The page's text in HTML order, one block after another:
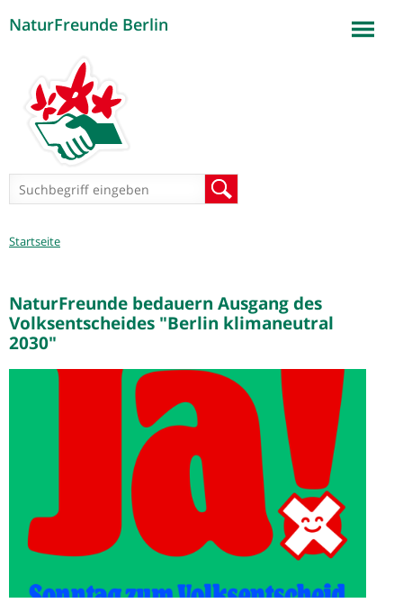
NaturFreunde Berlin
Suchformular
Sie
Startseite
NaturFreunde bedauern Ausgang des
Volksentscheides "Berlin klimaneutral
2030"